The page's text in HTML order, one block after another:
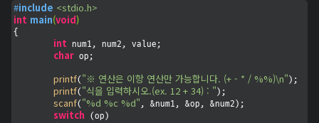
#include <stdio.h>
int main(void)
{
int num1, num2, value;
char op;
printf( "※ 연산은 이항 연산만 가능합니다. (+ - * / %%)\n" );
printf( "식을 입력하시오.(ex. 12 + 34) : " );
scanf( "%d %c %d" , &num1, &op, &num2);
switch (op)